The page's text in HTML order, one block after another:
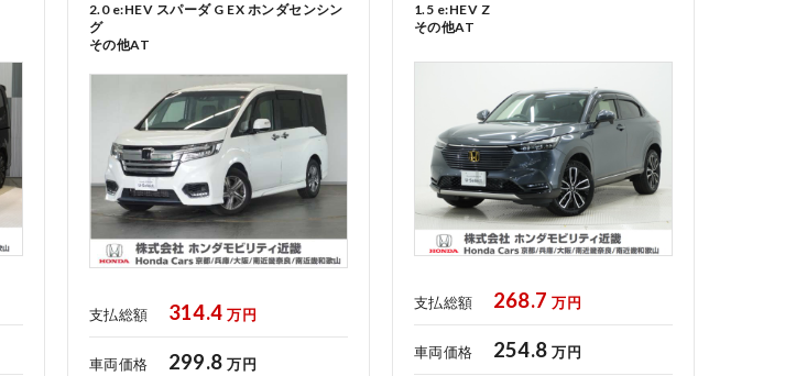
2.0 e:HEV スパーダ G EX ホンダセンシン
グ
その他AT
支払総額 314.4 万円
車両価格 299.8 万円
1.5 e:HEV Z
その他AT
支払総額 268.7 万円
車両価格 254.8 万円